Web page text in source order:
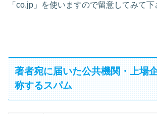
「co.jp」を使いますので留意してみて下
著者宛に届いた公共機関・上場
称するスパム